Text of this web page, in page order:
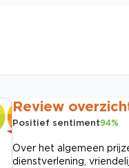
Review
Positief sentiment94%
Over het algemeen
dienstverlening,